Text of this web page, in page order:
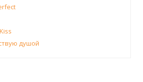
душой